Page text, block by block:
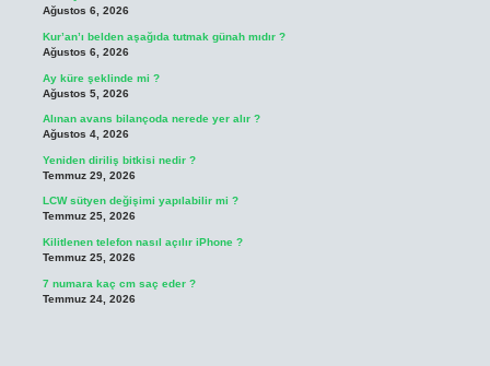
Ağustos 6, 2026
Kur’an’ı belden aşağıda tutmak günah mıdır ?
Ağustos 6, 2026
Ay küre şeklinde mi ?
Ağustos 5, 2026
Alınan avans bilançoda nerede yer alır ?
Ağustos 4, 2026
Yeniden diriliş bitkisi nedir ?
Temmuz 29, 2026
LCW sütyen değişimi yapılabilir mi ?
Temmuz 25, 2026
Kilitlenen telefon nasıl açılır iPhone ?
Temmuz 25, 2026
7 numara kaç cm saç eder ?
Temmuz 24, 2026